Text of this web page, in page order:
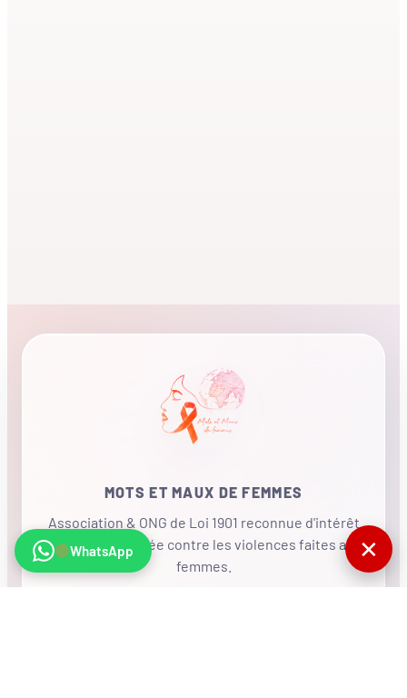
MOTS ET MAUX DE FEMMES
Association & ONG de Loi 1901 reconnue d'intérêt
général, mobilisée contre les violences faites aux
femmes.
WhatsApp ✕